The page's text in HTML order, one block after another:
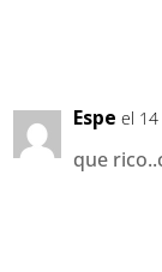
Espe el
que